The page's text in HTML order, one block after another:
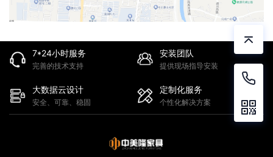
7*24小时服务
完善的技术支持
安装团队
提供现场指导安装
大数据云设计
安全、可靠、稳固
定制化服务
个性化解决方案